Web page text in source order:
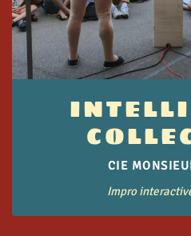
CIE
Impro